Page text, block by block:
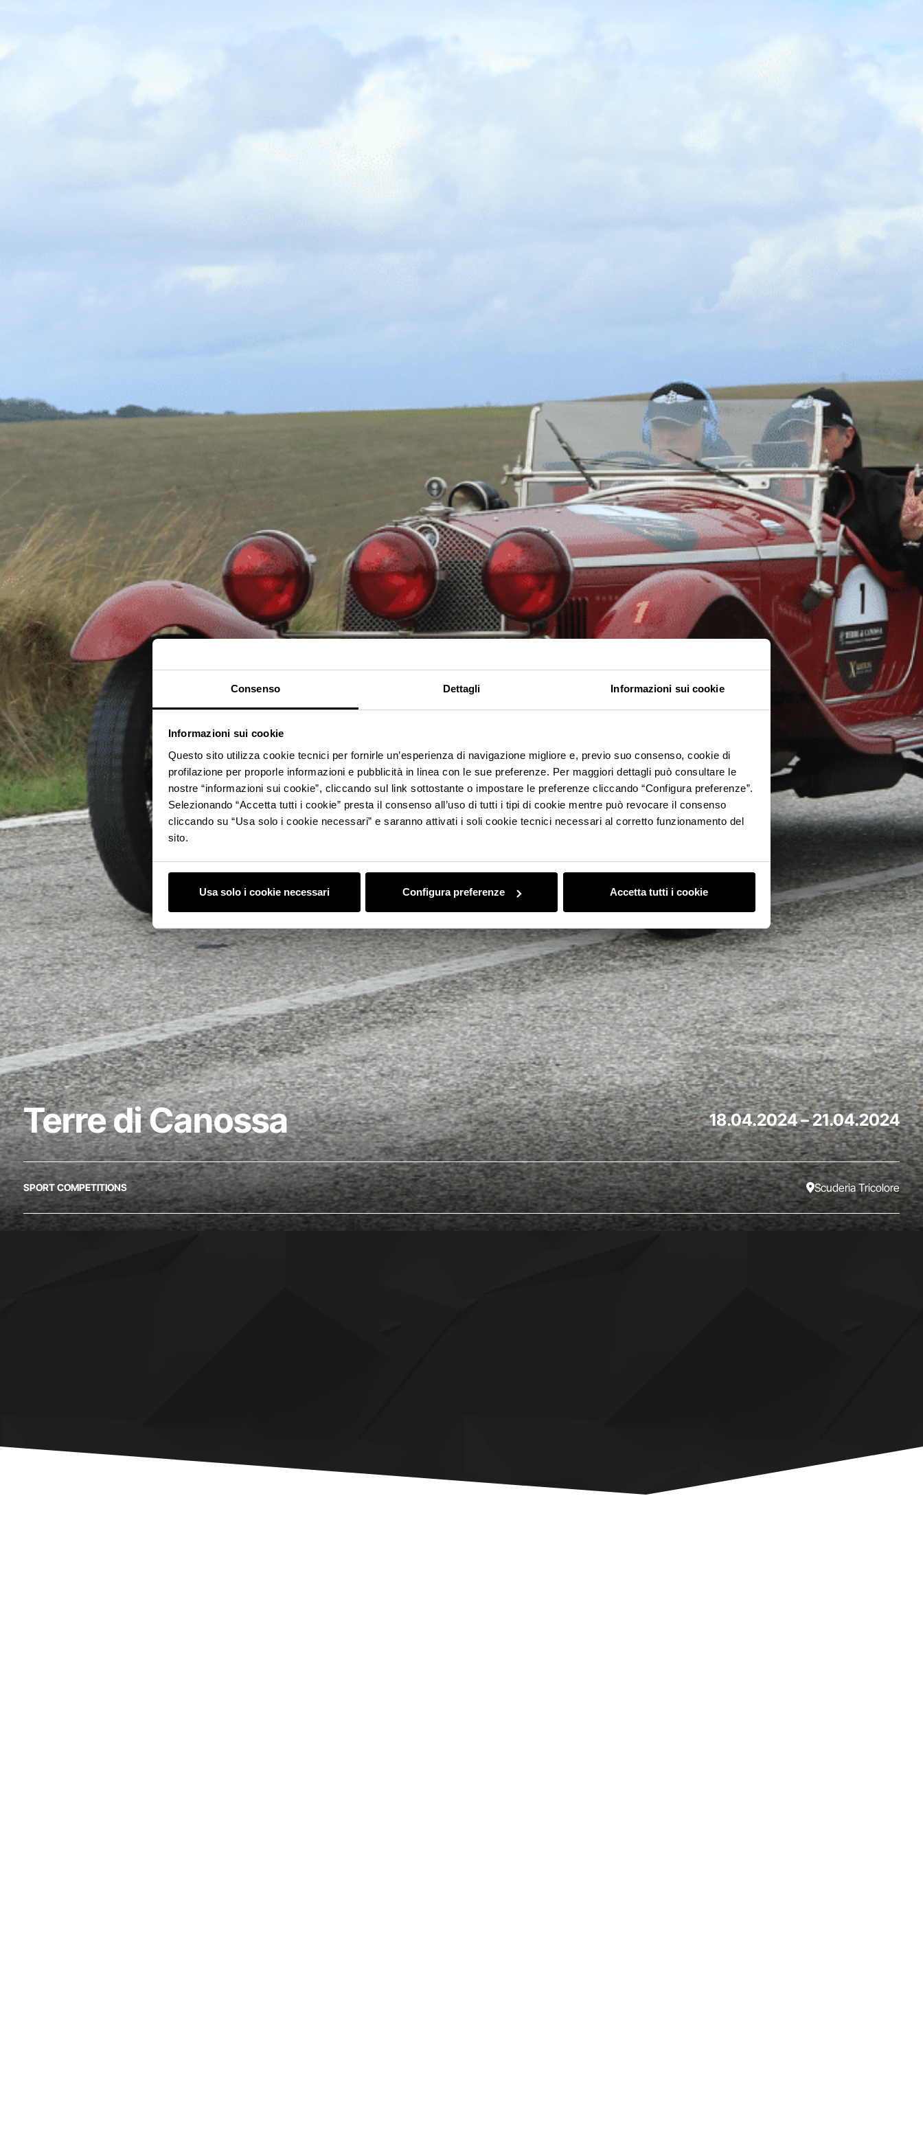
Consenso Dettagli Informazioni sui cookie
Informazioni sui cookie
Questo sito utilizza cookie tecnici per fornirle un’esperienza di navigazione migliore e, previo suo consenso, cookie di
profilazione per proporle informazioni e pubblicità in linea con le sue preferenze. Per maggiori dettagli può consultare le
nostre “informazioni sui cookie”, cliccando sul link sottostante o impostare le preferenze cliccando “Configura preferenze”.
Selezionando “Accetta tutti i cookie” presta il consenso all’uso di tutti i tipi di cookie mentre può revocare il consenso
cliccando su “Usa solo i cookie necessari” e saranno attivati i soli cookie tecnici necessari al corretto funzionamento del
sito.
Usa solo i cookie necessari Configura preferenze Accetta tutti i cookie
Terre di Canossa 18.04.2024–21.04.2024
SPORT COMPETITIONS Scuderia Tricolore